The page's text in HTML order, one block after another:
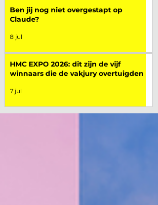
Ben jij nog niet overgestapt op
Claude?
8 jul
HMC EXPO 2026: dit zijn de vijf
winnaars die de vakjury overtuigden
7 jul